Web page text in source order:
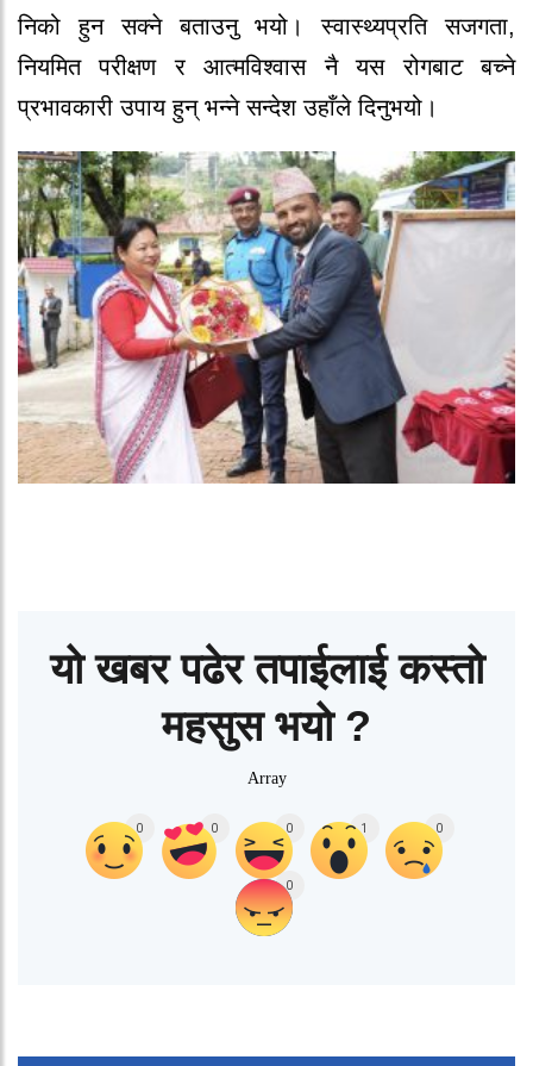
निको हुन सक्ने बताउनु भयो। स्वास्थ्यप्रति सजगता,
नियमित परीक्षण र आत्मविश्वास नै यस रोगबाट बच्ने
प्रभावकारी उपाय हुन् भन्ने सन्देश उहाँले दिनुभयो।
यो खबर पढेर तपाईलाई कस्तो
महसुस भयो ?
Array
0 0 0 1 0
0